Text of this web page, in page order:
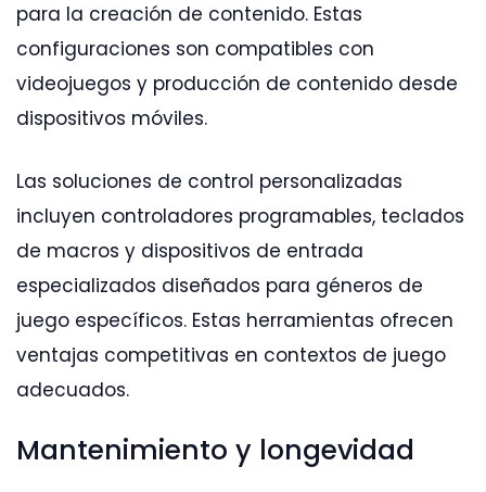
para la creación de contenido. Estas
configuraciones son compatibles con
videojuegos y producción de contenido desde
dispositivos móviles.
Las soluciones de control personalizadas
incluyen controladores programables, teclados
de macros y dispositivos de entrada
especializados diseñados para géneros de
juego específicos. Estas herramientas ofrecen
ventajas competitivas en contextos de juego
adecuados.
Mantenimiento y longevidad